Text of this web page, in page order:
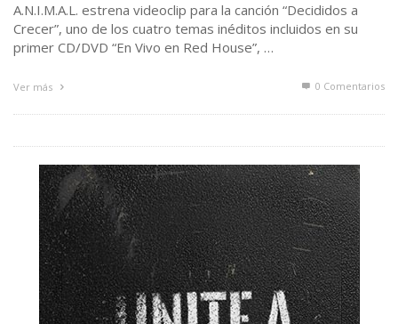
A.N.I.M.A.L. estrena videoclip para la canción “Decididos a
Crecer”, uno de los cuatro temas inéditos incluidos en su
primer CD/DVD “En Vivo en Red House”, …
Ver más 0 Comentarios